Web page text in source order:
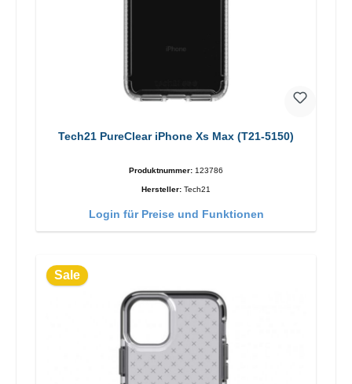
Tech21 PureClear iPhone Xs Max (T21-5150)
Produktnummer: 123786
Hersteller: Tech21
Login für Preise und Funktionen
Sale